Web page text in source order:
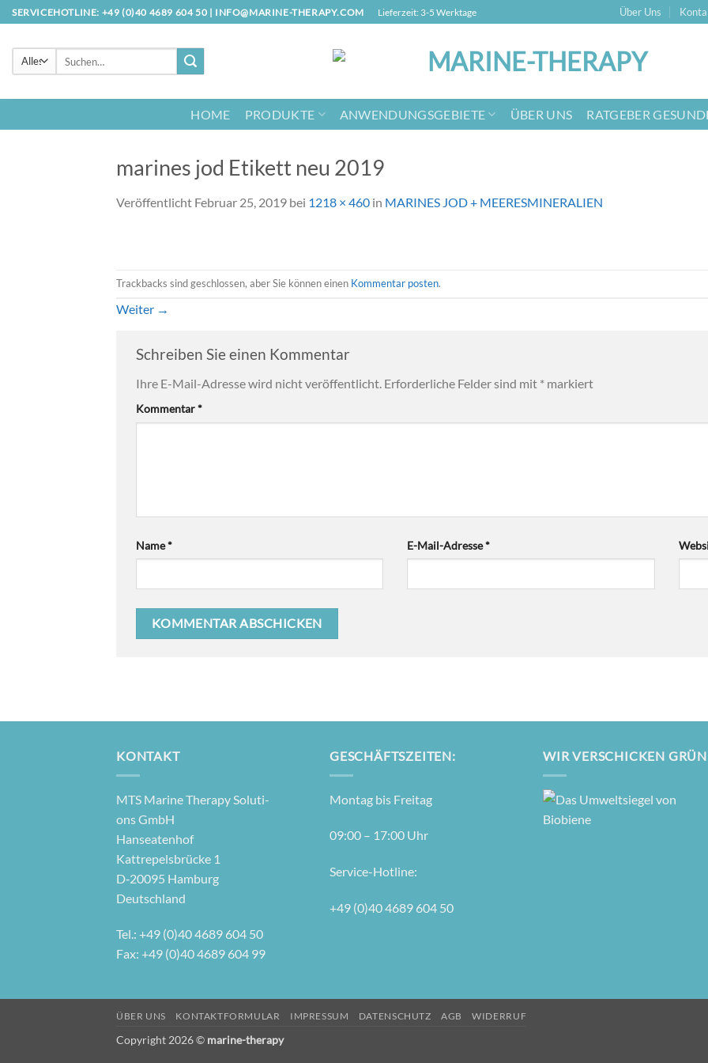
Zum
Inhalt
springen
SERVICEHOTLINE: +49 (0)40 4689 604 50 | INFO@MARINE-THERAPY.COM Lieferzeit: 3-5 Werktage Über Uns
HOME PRODUKTE ANWENDUNGSGEBIETE ÜBER UNS RATGEBER
marines jod Etikett neu 2019
Veröffentlicht Februar 25, 2019 bei 1218 × 460 in MARINES JOD + MEERESMINERALIEN
Trackbacks sind geschlossen, aber Sie können einen Kommentar posten.
Weiter →
Schreiben Sie einen Kommentar
Ihre E-Mail-Adresse wird nicht veröffentlicht. Erforderliche Felder sind mit * markiert
Kommentar*
Name* E-Mail-Adresse*
Alternative:
KONTAKT
MTS Mari­ne The­ra­py Solu­ti­
ons GmbH
Hanseatenhof
Kattre­pels­brü­cke 1
D‑20095 Hamburg
Deutschland
Tel.: +49 (0)40 4689 604 50
Fax: +49 (0)40 4689 604 99
GESCHÄFTSZEITEN:
Mon­tag bis Freitag
09:00 – 17:00 Uhr
Ser­vice-Hot­line:
+49 (0)40 4689 604 50
WIR VERSCHICKEN GRÜN
ÜBER UNS KONTAKTFORMULAR IMPRESSUM DATENSCHUTZ AGB WIDERRUF
Copyright 2026 © marine-therapy